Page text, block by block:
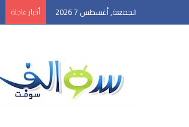
الجمعة, أغسطس 7 2026 أخبار عاجلة